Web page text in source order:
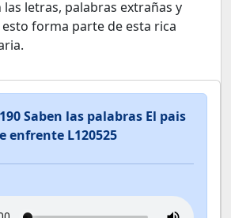
letras, palabras extrañas y
forma parte de esta rica
190 Saben las palabras El pais
enfrente L120525